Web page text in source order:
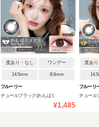
度あり・なし ワンデー
14.5mm 8.6mm
フルーリー
チュールブラック(わんぱく
¥1,485
度あ
フルーリ
チュール